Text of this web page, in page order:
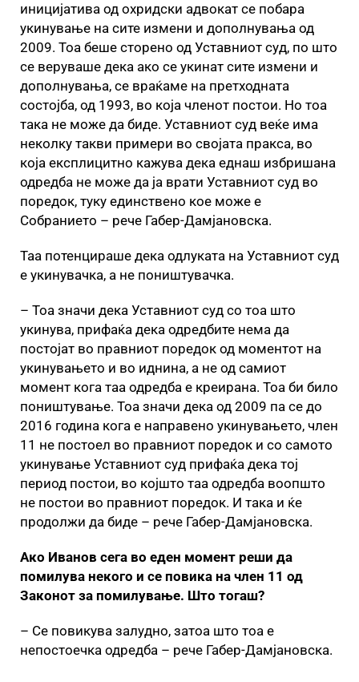
иницијатива од охридски адвокат се побара
укинување на сите измени и дополнувања од
2009. Тоа беше сторено од Уставниот суд, по што
се веруваше дека ако се укинат сите измени и
дополнувања, се враќаме на претходната
состојба, од 1993, во која членот постои. Но тоа
така не може да биде. Уставниот суд веќе има
неколку такви примери во својата пракса, во
која експлицитно кажува дека еднаш избришана
одредба не може да ја врати Уставниот суд во
поредок, туку единствено кое може е
Собранието – рече Габер-Дамјановска.
Таа потенцираше дека одлуката на Уставниот суд
е укинувачка, а не поништувачка.
– Тоа значи дека Уставниот суд со тоа што
укинува, прифаќа дека одредбите нема да
постојат во правниот поредок од моментот на
укинувањето и во иднина, а не од самиот
момент кога таа одредба е креирана. Тоа би било
поништување. Тоа значи дека од 2009 па се до
2016 година кога е направено укинувањето, член
11 не постоел во правниот поредок и со самото
укинување Уставниот суд прифаќа дека тој
период постои, во којшто таа одредба воопшто
не постои во правниот поредок. И така и ќе
продолжи да биде – рече Габер-Дамјановска.
Ако Иванов сега во еден момент реши да
помилува некого и се повика на член 11 од
Законот за помилување. Што тогаш?
– Се повикува залудно, затоа што тоа е
непостоечка одредба – рече Габер-Дамјановска.